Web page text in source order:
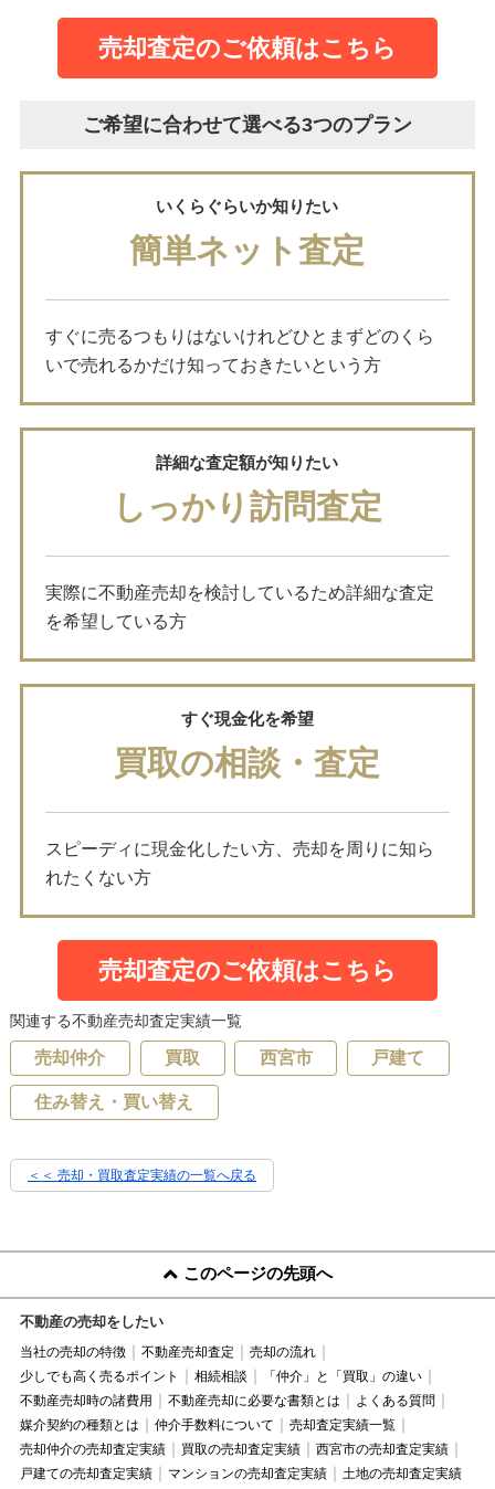
売却査定のご依頼はこちら
ご希望に合わせて選べる3つのプラン
いくらぐらいか知りたい
簡単ネット査定
すぐに売るつもりはないけれどひとまずどのくら
いで売れるかだけ知っておきたいという方
詳細な査定額が知りたい
しっかり訪問査定
実際に不動産売却を検討しているため詳細な査定
を希望している方
すぐ現金化を希望
買取の相談・査定
スピーディに現金化したい方、売却を周りに知ら
れたくない方
売却査定のご依頼はこちら
関連する不動産売却査定実績一覧
売却仲介 買取 西宮市 戸建て
住み替え・買い替え
＜＜ 売却・買取査定実績の一覧へ戻る
このページの先頭へ
不動産の売却をしたい
当社の売却の特徴 不動産売却査定
売却の流れ
少しでも高く売るポイント
相続相談
「仲介」と「買取」の違い
不動産売却時の諸費用
不動産売却に必要な書類とは
よくある質問
媒介契約の種類とは
仲介手数料について
売却査定実績一覧
売却仲介の売却査定実績
買取の売却査定実績
西宮市の売却査定実績
戸建ての売却査定実績
マンションの売却査定実績 土地の売却査定実績